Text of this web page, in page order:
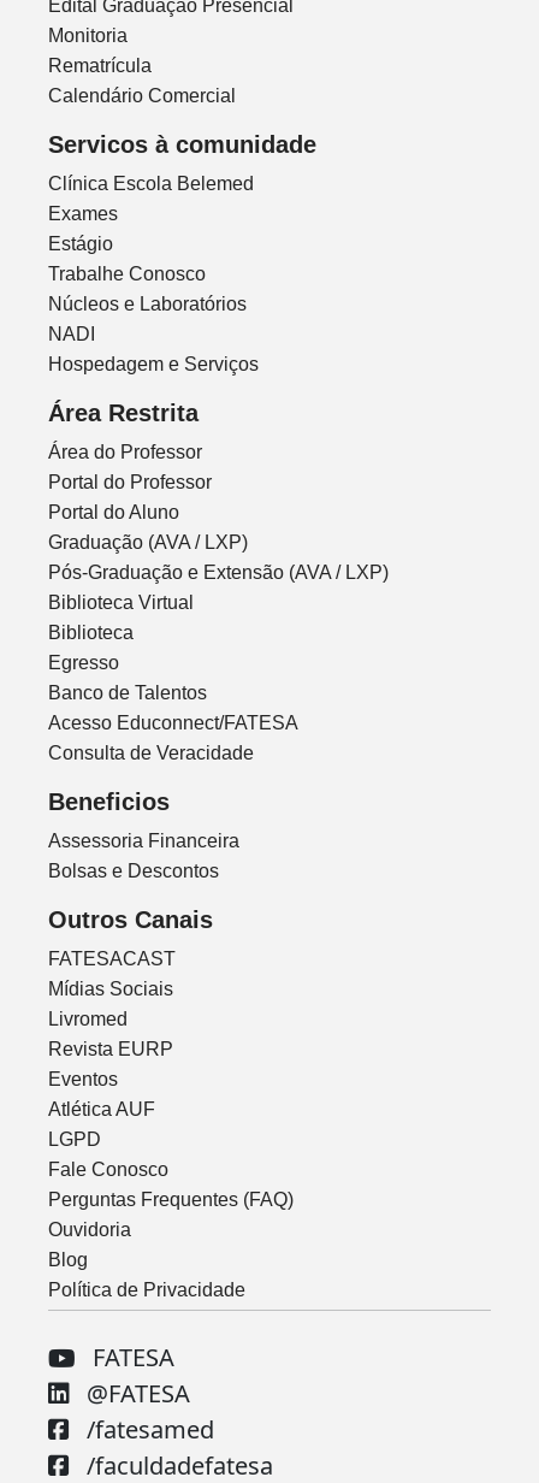
Edital Graduação Presencial
Monitoria
Rematrícula
Calendário Comercial
Servicos à comunidade
Clínica Escola Belemed
Exames
Estágio
Trabalhe Conosco
Núcleos e Laboratórios
NADI
Hospedagem e Serviços
Área Restrita
Área do Professor
Portal do Professor
Portal do Aluno
Graduação (AVA / LXP)
Pós-Graduação e Extensão (AVA / LXP)
Biblioteca Virtual
Biblioteca
Egresso
Banco de Talentos
Acesso Educonnect/FATESA
Consulta de Veracidade
Beneficios
Assessoria Financeira
Bolsas e Descontos
Outros Canais
FATESACAST
Mídias Sociais
Livromed
Revista EURP
Eventos
Atlética AUF
LGPD
Fale Conosco
Perguntas Frequentes (FAQ)
Ouvidoria
Blog
Política de Privacidade
FATESA
@FATESA
/fatesamed
/faculdadefatesa